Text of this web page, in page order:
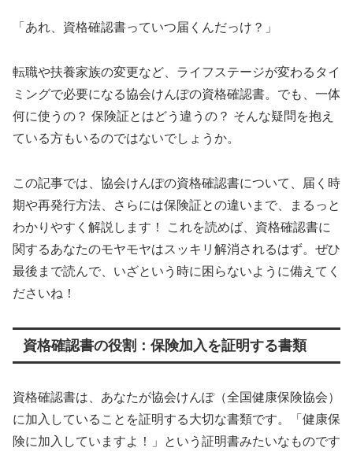
「あれ、資格確認書っていつ届くんだっけ？」
転職や扶養家族の変更など、ライフステージが変わるタイ
ミングで必要になる協会けんぽの資格確認書。でも、一体
何に使うの？ 保険証とはどう違うの？ そんな疑問を抱え
ている方もいるのではないでしょうか。
この記事では、協会けんぽの資格確認書について、届く時
期や再発行方法、さらには保険証との違いまで、まるっと
わかりやすく解説します！ これを読めば、資格確認書に
関するあなたのモヤモヤはスッキリ解消されるはず。ぜひ
最後まで読んで、いざという時に困らないように備えてく
ださいね！
資格確認書の役割：保険加入を証明する書類
資格確認書は、あなたが協会けんぽ（全国健康保険協会）
に加入していることを証明する大切な書類です。「健康保
険に加入していますよ！」という証明書みたいなものです